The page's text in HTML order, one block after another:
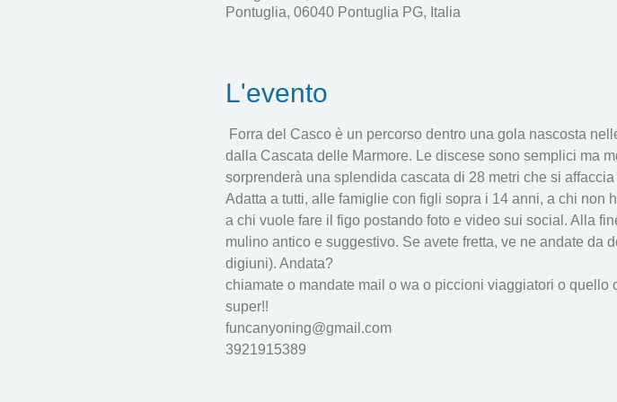
Pontuglia, 06040 Pontuglia PG, Italia
L'evento
Forra del Casco è un percorso dentro una gola nascosta
dalla Cascata delle Marmore. Le discese sono semplici ma
sorprenderà una splendida cascata di 28 metri che si
Adatta a tutti, alle famiglie con figli sopra i 14 anni, a chi non
a chi vuole fare il figo postando foto e video sui social. Alla
mulino antico e suggestivo. Se avete fretta, ve ne andate da
digiuni). Andata?
chiamate o mandate mail o wa o piccioni viaggiatori o quello
super!!
funcanyoning@gmail.com
3921915389